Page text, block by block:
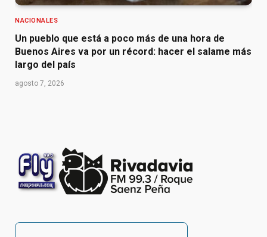
NACIONALES
Un pueblo que está a poco más de una hora de
Buenos Aires va por un récord: hacer el salame más
largo del país
agosto 7, 2026